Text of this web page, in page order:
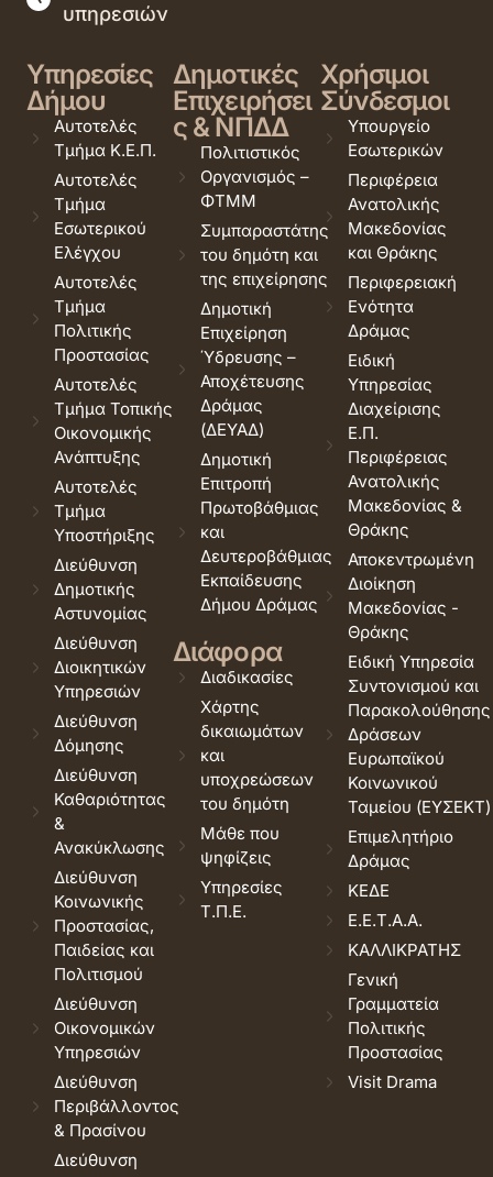
υπηρεσιών
Υπηρεσίες
Δήμου
Αυτοτελές
Τμήμα Κ.Ε.Π.
Αυτοτελές
Τμήμα
Εσωτερικού
Ελέγχου
Αυτοτελές
Τμήμα
Πολιτικής
Προστασίας
Αυτοτελές
Τμήμα Τοπικής
Οικονομικής
Ανάπτυξης
Αυτοτελές
Τμήμα
Υποστήριξης
Διεύθυνση
Δημοτικής
Αστυνομίας
Διεύθυνση
Διοικητικών
Υπηρεσιών
Διεύθυνση
Δόμησης
Διεύθυνση
Καθαριότητας
&
Ανακύκλωσης
Διεύθυνση
Κοινωνικής
Προστασίας,
Παιδείας και
Πολιτισμού
Διεύθυνση
Οικονομικών
Υπηρεσιών
Διεύθυνση
Περιβάλλοντος
& Πρασίνου
Διεύθυνση
Δημοτικές
Επιχειρήσει
ς & ΝΠΔΔ
Πολιτιστικός
Οργανισμός –
ΦΤΜΜ
Συμπαραστάτης
του δημότη και
της επιχείρησης
Δημοτική
Επιχείρηση
Ύδρευσης –
Αποχέτευσης
Δράμας
(ΔΕΥΑΔ)
Δημοτική
Επιτροπή
Πρωτοβάθμιας
και
Δευτεροβάθμιας
Εκπαίδευσης
Δήμου Δράμας
Διάφορα
Διαδικασίες
Χάρτης
δικαιωμάτων
και
υποχρεώσεων
του δημότη
Μάθε που
ψηφίζεις
Υπηρεσίες
Τ.Π.Ε.
Χρήσιμοι
Σύνδεσμοι
Υπουργείο
Εσωτερικών
Περιφέρεια
Ανατολικής
Μακεδονίας
και Θράκης
Περιφερειακή
Ενότητα
Δράμας
Ειδική
Υπηρεσίας
Διαχείρισης
Ε.Π.
Περιφέρειας
Ανατολικής
Μακεδονίας &
Θράκης
Αποκεντρωμένη
Διοίκηση
Μακεδονίας -
Θράκης
Ειδική Υπηρεσία
Συντονισμού και
Παρακολούθησης
Δράσεων
Ευρωπαϊκού
Κοινωνικού
Ταμείου (ΕΥΣΕΚΤ)
Επιμελητήριο
Δράμας
ΚΕΔΕ
Ε.Ε.Τ.Α.Α.
ΚΑΛΛΙΚΡΑΤΗΣ
Γενική
Γραμματεία
Πολιτικής
Προστασίας
Visit Drama